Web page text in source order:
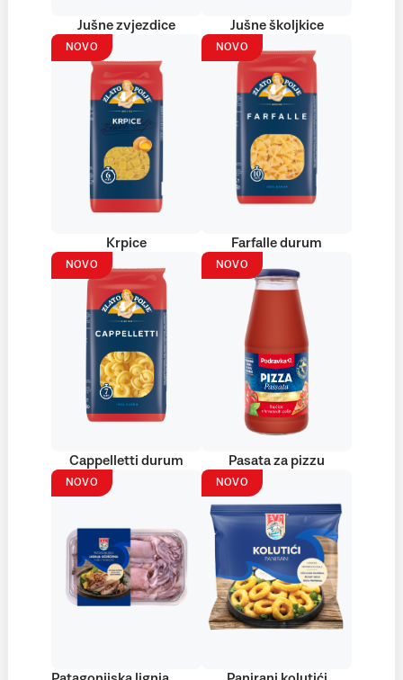
Jušne zvjezdice Jušne školjkice
NOVO
Krpice
NOVO
Farfalle durum
NOVO
Cappelletti durum
NOVO
Pasata za pizzu
NOVO NOVO